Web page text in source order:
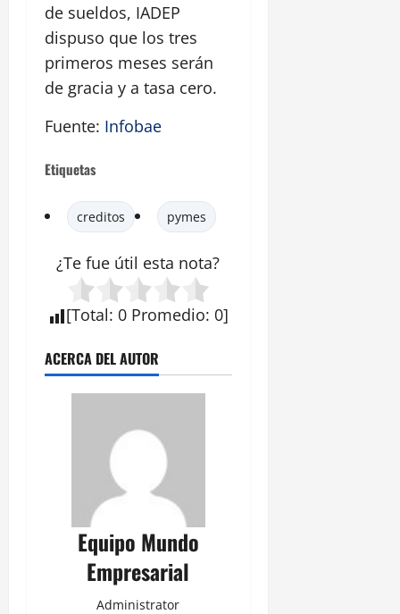
de sueldos, IADEP
dispuso que los tres
primeros meses serán
de gracia y a tasa cero.
Fuente: Infobae
Etiquetas
creditos pymes
¿Te fue útil esta nota?
[Total: 0 Promedio: 0]
ACERCA DEL AUTOR
Equipo Mundo
Empresarial
Administrator